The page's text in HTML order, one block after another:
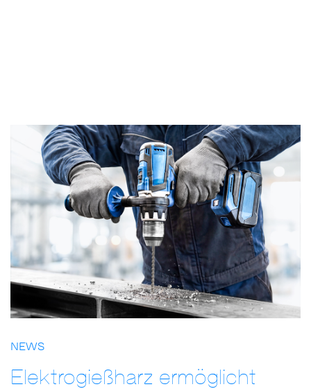
NEWS
Elektrogießharz ermöglicht